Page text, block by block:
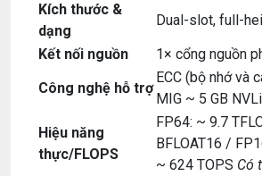
Kích thước &
dạng
Dual-slot, full-
Kết nối nguồn
1× cổng nguồn
Công nghệ hỗ trợ
ECC (bộ nhớ và
MIG ~ 5 GB
Hiệu năng
thực/FLOPS
FP64: ~ 9.7
BFLOAT16 /
~ 624 TOPS Có